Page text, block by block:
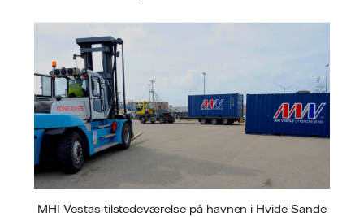
MHI Vestas tilstedeværelse på havnen i Hvide Sande